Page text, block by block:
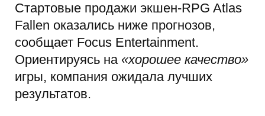
Стартовые продажи экшен-RPG Atlas
Fallen оказались ниже прогнозов,
сообщает Focus Entertainment.
Ориентируясь на «хорошее качество»
игры, компания ожидала лучших
результатов.